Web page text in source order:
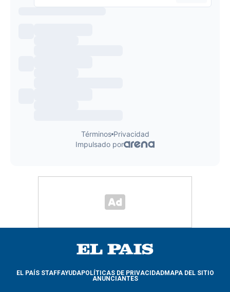
EL PAÍS STAFFAYUDAPOLÍTICAS DE PRIVACIDADMAPA DEL SITIO
ANUNCIANTES